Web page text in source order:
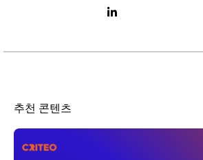
LinkedIn link
추천 콘텐츠